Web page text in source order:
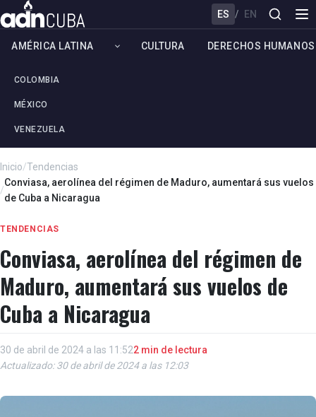
ES / EN
AMÉRICA LATINA
COLOMBIA
MÉXICO
VENEZUELA
CULTURA DERECHOS HUMANOS
Inicio/Tendencias
/
Conviasa, aerolínea del régimen de Maduro, aumentará sus vuelos
de Cuba a Nicaragua
TENDENCIAS
Conviasa, aerolínea del régimen de
Maduro, aumentará sus vuelos de
Cuba a Nicaragua
30 de abril de 2024 a las 11:522 min de lectura
Actualizado: 30 de abril de 2024 a las 12:03